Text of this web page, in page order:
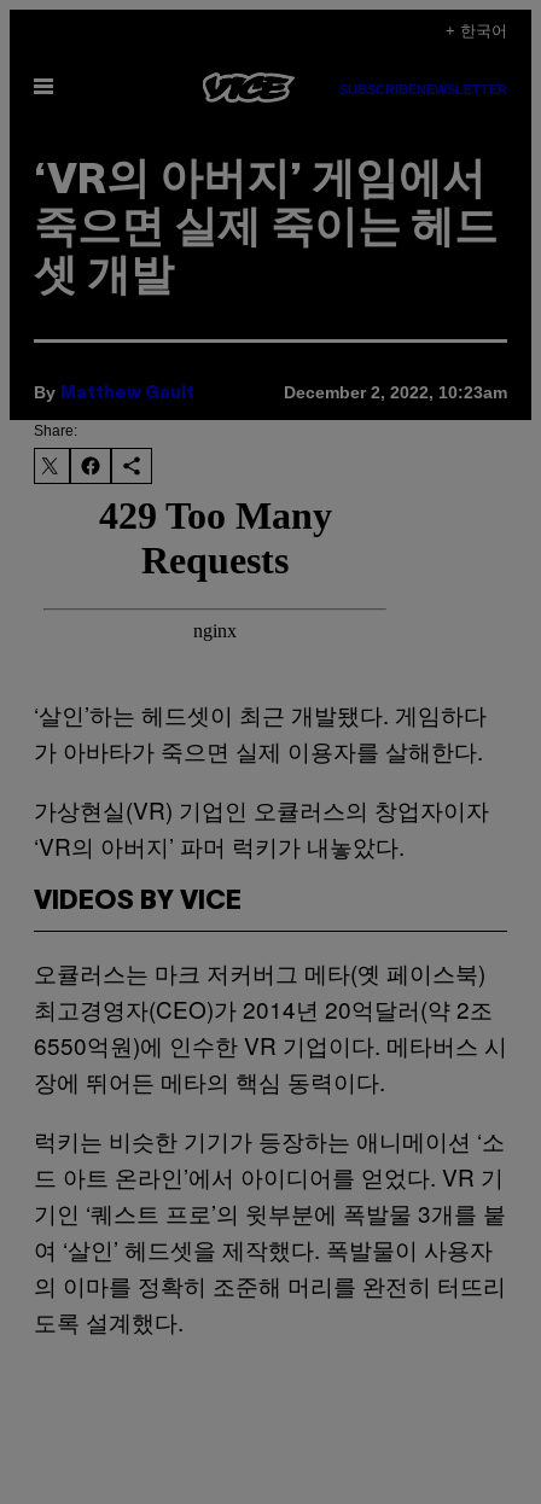
content
+ 한국어
Open
SUBSCRIBENEWSLETTER
‘VR의 아버지’ 게임에서
죽으면 실제 죽이는 헤드
셋 개발
By Matthew Gault December 2, 2022, 10:23am
Share:
‘살인’하는 헤드셋이 최근 개발됐다. 게임하다
가 아바타가 죽으면 실제 이용자를 살해한다.
가상현실(VR) 기업인 오큘러스의 창업자이자
‘VR의 아버지’ 파머 럭키가 내놓았다.
VIDEOS BY VICE
오큘러스는 마크 저커버그 메타(옛 페이스북)
최고경영자(CEO)가 2014년 20억달러(약 2조
6550억원)에 인수한 VR 기업이다. 메타버스 시
장에 뛰어든 메타의 핵심 동력이다.
럭키는 비슷한 기기가 등장하는 애니메이션 ‘소
드 아트 온라인’에서 아이디어를 얻었다. VR 기
기인 ‘퀘스트 프로’의 윗부분에 폭발물 3개를 붙
여 ‘살인’ 헤드셋을 제작했다. 폭발물이 사용자
의 이마를 정확히 조준해 머리를 완전히 터뜨리
도록 설계했다.